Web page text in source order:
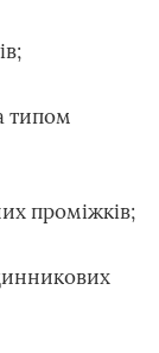
типом
проміжків;